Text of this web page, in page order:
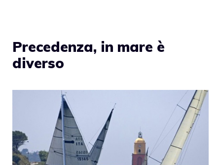
Precedenza, in mare è
diverso